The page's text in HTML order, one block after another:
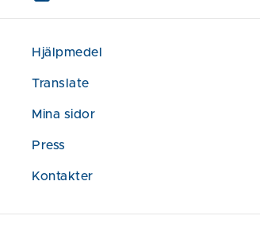
Hjälpmedel
Translate
Mina sidor
Press
Kontakter